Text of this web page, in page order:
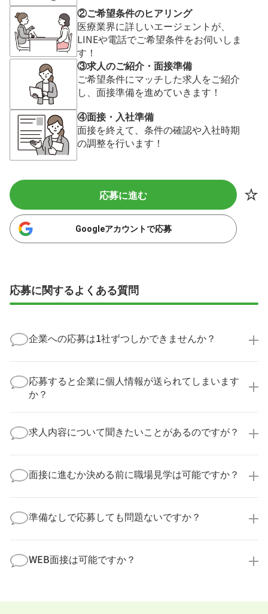
②ご希望条件のヒアリング
医療業界に詳しいエージェントが、
LINEや電話でご希望条件をお伺いしま
す！
③求人のご紹介・面接準備
ご希望条件にマッチした求人をご紹介
し、面接準備を進めていきます！
④面接・入社準備
面接を終えて、条件の確認や入社時期
の調整を行います！
応募に進む
Googleアカウントで応募
応募に関するよくある質問
企業への応募は1社ずつしかできませんか？
実際に医療キャリアナビを利用して転職に成功した方
の多くは、複数応募して自分に合った職場を選ばれて
います。
応募すると企業に個人情報が送られてしまいます
か？
業様に個人情報が送られることはありません！
より詳細な求人情報をご確認いただいた上で、転職希
求人内容について聞きたいことがあるのですが？
してお答えいたします。
勤務体制や職場の雰囲気、研修制度など、どんな小さ
す！
面接に進むか決める前に職場見学は可能ですか？
積極的に受け入れています。実際の職場環境や働く人
の様子を見ることで、より安心してご判断いただけま
ださい！
準備なしで応募しても問題ないですか？
まで、一からサポートいたします。「転職を考え始め
たばかり」「何から始めればいいか分からない」とい
WEB面接は可能ですか？
すめしていますが、企業様によってはWEB面接を導入